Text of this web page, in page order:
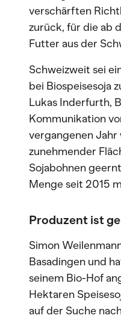
verschärften
zurück, für die ab
Futter aus der
Schweizweit sei
bei Biospeisesoja
Lukas Inderfurth,
Kommunikation
vergangenen Jahr
zunehmender
Sojabohnen
Menge seit 2015
Produzent ist
Simon
Basadingen und
seinem Bio-Hof
Hektaren
auf der Suche